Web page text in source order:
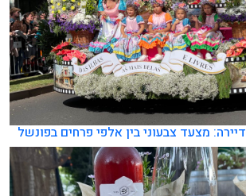
מצעד צבעוני בין אלפי פרחים בפונשל